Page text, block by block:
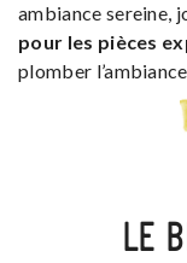
ambiance sereine,
pour les pièces
plomber
LE